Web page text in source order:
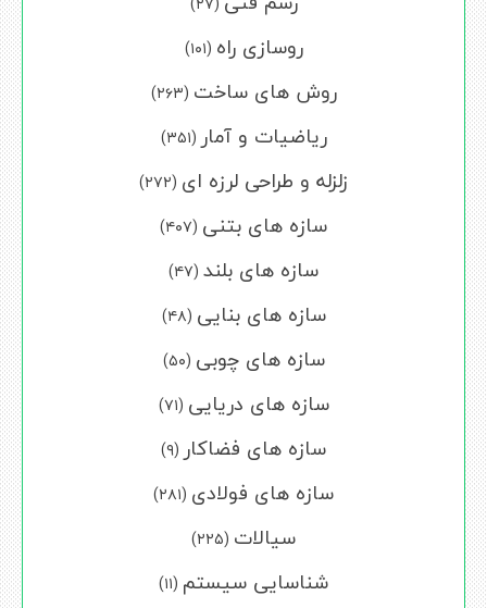
روسازی راه (۱۰۱)
روش های ساخت (۲۶۳)
ریاضیات و آمار (۳۵۱)
زلزله و طراحی لرزه ای (۲۷۲)
سازه های بتنی (۴۰۷)
سازه های بلند (۴۷)
سازه های بنایی (۴۸)
سازه های چوبی (۵۰)
سازه های دریایی (۷۱)
سازه های فضاکار (۹)
سازه های فولادی (۲۸۱)
سیالات (۲۲۵)
شناسایی سیستم (۱۱)